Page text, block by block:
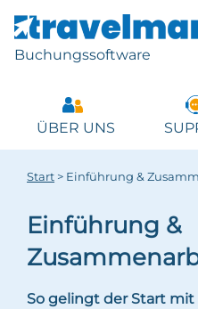
Buchungssoftware
ÜBER UNS
Start > Einführung &
Einführung &
So gelingt der Start mit